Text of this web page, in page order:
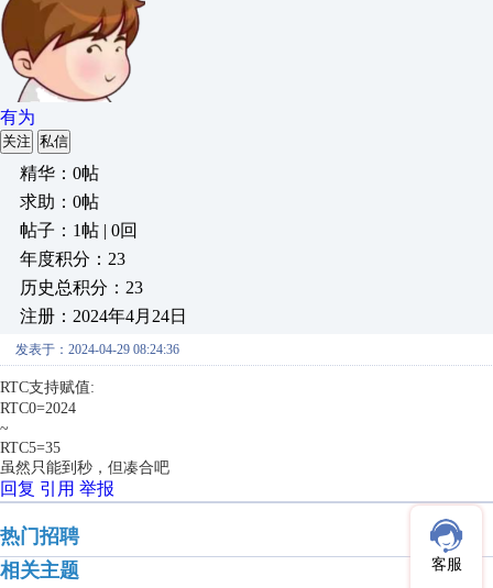
有为
关注 私信
精华：0帖
求助：0帖
帖子：1帖 | 0回
年度积分：23
历史总积分：23
注册：2024年4月24日
发表于：2024-04-29 08:24:36
RTC支持赋值:
RTC0=2024
~
RTC5=35
虽然只能到秒，但凑合吧
回复 引用 举报
热门招聘
相关主题
客服